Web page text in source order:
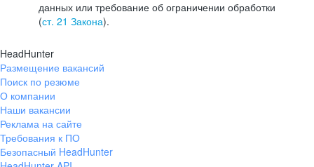
данных или требование об ограничении обработки
(ст. 21 Закона).
HeadHunter
Размещение вакансий
Поиск по резюме
О компании
Наши вакансии
Реклама на сайте
Требования к ПО
Безопасный HeadHunter